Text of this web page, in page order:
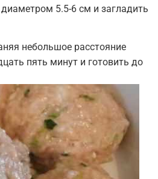
5.5-6 см и загладить
небольшое расстояние
пять минут и готовить до